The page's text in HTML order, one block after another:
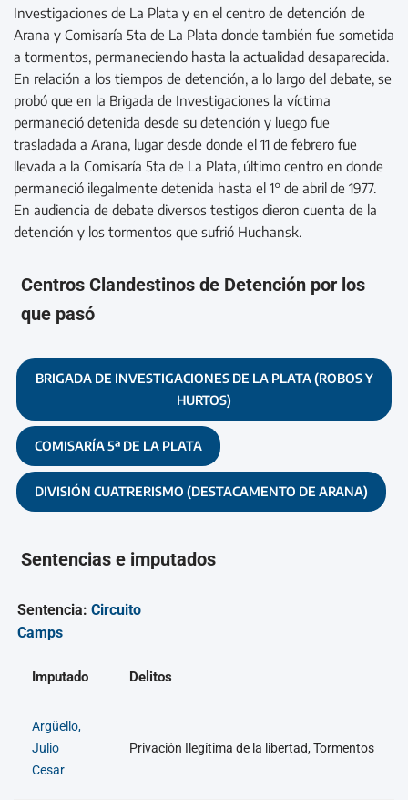
Investigaciones de La Plata y en el centro de detención de
Arana y Comisaría 5ta de La Plata donde también fue sometida
a tormentos, permaneciendo hasta la actualidad desaparecida.
En relación a los tiempos de detención, a lo largo del debate, se
probó que en la Brigada de Investigaciones la víctima
permaneció detenida desde su detención y luego fue
trasladada a Arana, lugar desde donde el 11 de febrero fue
llevada a la Comisaría 5ta de La Plata, último centro en donde
permaneció ilegalmente detenida hasta el 1° de abril de 1977.
En audiencia de debate diversos testigos dieron cuenta de la
detención y los tormentos que sufrió Huchansk.
Centros Clandestinos de Detención por los
que pasó
BRIGADA DE INVESTIGACIONES DE LA PLATA (ROBOS Y
HURTOS)
COMISARÍA 5ª DE LA PLATA
DIVISIÓN CUATRERISMO (DESTACAMENTO DE ARANA)
Sentencias e imputados
Sentencia: Circuito
Camps
Imputado Delitos
Argüello,
Julio
Cesar
Privación Ilegítima de la libertad, Tormentos